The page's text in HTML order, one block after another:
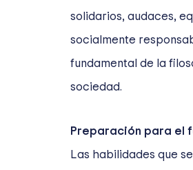
solidarios, audaces,
socialmente
fundamental de la
sociedad.
Preparación para el
Las habilidades que